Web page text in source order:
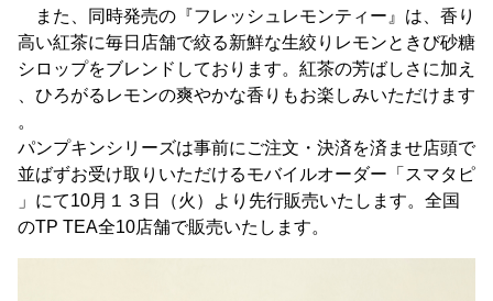
また、同時発売の『フレッシュレモンティー』は、香り
高い紅茶に毎日店舗で絞る新鮮な生絞りレモンときび砂糖
シロップをブレンドしております。紅茶の芳ばしさに加え
、ひろがるレモンの爽やかな香りもお楽しみいただけます
。
パンプキンシリーズは事前にご注文・決済を済ませ店頭で
並ばずお受け取りいただけるモバイルオーダー「スマタピ
」にて10月１３日（火）より先行販売いたします。全国
のTP TEA全10店舗で販売いたします。